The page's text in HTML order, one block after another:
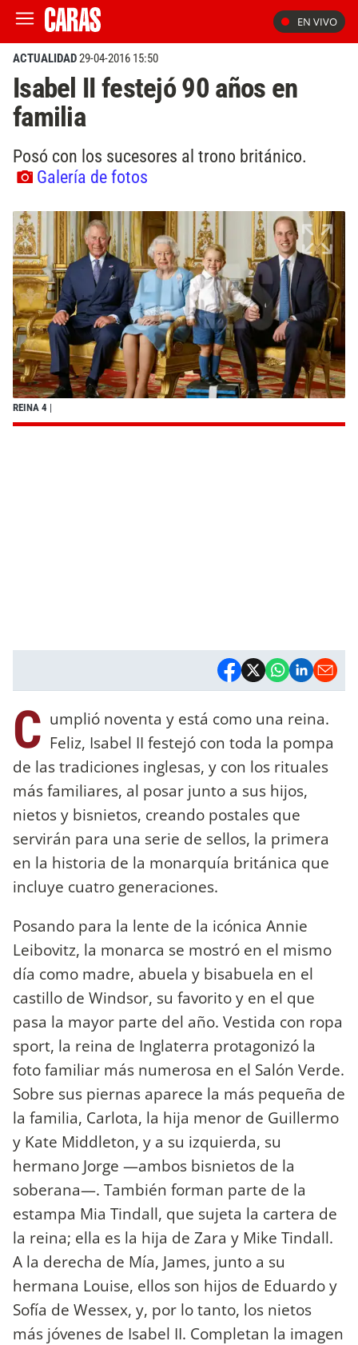
EN VIVO
ACTUALIDAD29-04-2016 15:50
Isabel II festejó 90 años en
familia
Posó con los sucesores al trono británico.
Galería de fotos
REINA 4 |
C umplió noventa y está como una reina.
Feliz, Isabel II festejó con toda la pompa
de las tradiciones inglesas, y con los rituales
más familiares, al posar junto a sus hijos,
nietos y bisnietos, creando postales que
servirán para una serie de sellos, la primera
en la historia de la monarquía británica que
incluye cuatro generaciones.
Posando para la lente de la icónica Annie
Leibovitz, la monarca se mostró en el mismo
día como madre, abuela y bisabuela en el
castillo de Windsor, su favorito y en el que
pasa la mayor parte del año. Vestida con ropa
sport, la reina de Inglaterra protagonizó la
foto familiar más numerosa en el Salón Verde.
Sobre sus piernas aparece la más pequeña de
la familia, Carlota, la hija menor de Guillermo
y Kate Middleton, y a su izquierda, su
hermano Jorge —ambos bisnietos de la
soberana—. También forman parte de la
estampa Mia Tindall, que sujeta la cartera de
la reina; ella es la hija de Zara y Mike Tindall.
A la derecha de Mía, James, junto a su
hermana Louise, ellos son hijos de Eduardo y
Sofía de Wessex, y, por lo tanto, los nietos
más jóvenes de Isabel II. Completan la imagen